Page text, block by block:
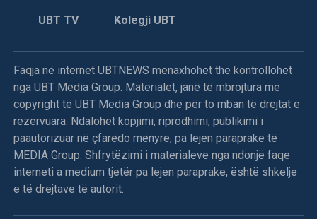
UBT TV Kolegji UBT
Faqja në internet UBTNEWS menaxhohet the kontrollohet
nga UBT Media Group. Materialet, janë të mbrojtura me
copyright të UBT Media Group dhe për to mban të drejtat e
rezervuara. Ndalohet kopjimi, riprodhimi, publikimi i
paautorizuar në çfarëdo mënyre, pa lejen paraprake të
MEDIA Group. Shfrytëzimi i materialeve nga ndonjë faqe
interneti a medium tjetër pa lejen paraprake, është shkelje
e të drejtave të autorit.